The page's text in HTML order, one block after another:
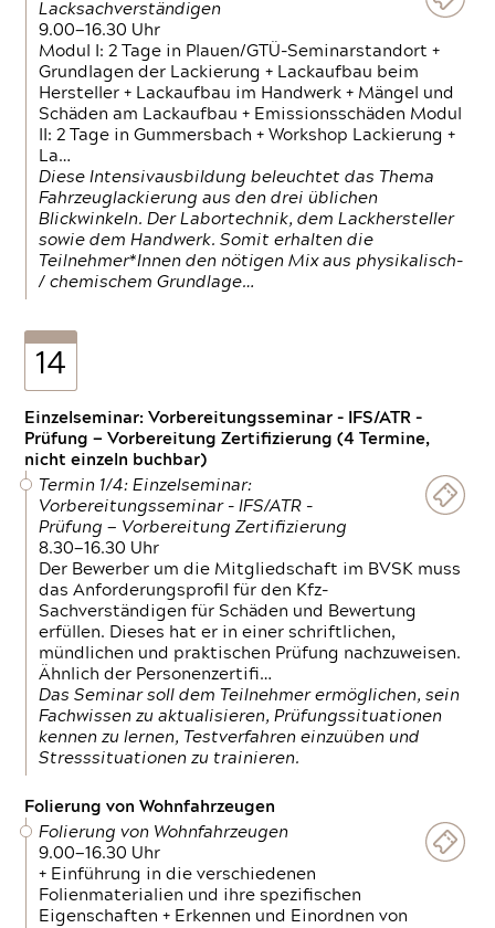
Lacksachverständigen
9.00—16.30 Uhr
Modul I: 2 Tage in Plauen/GTÜ-Seminarstandort +
Grundlagen der Lackierung + Lackaufbau beim
Hersteller + Lackaufbau im Handwerk + Mängel und
Schäden am Lackaufbau + Emissionsschäden Modul
II: 2 Tage in Gummersbach + Workshop Lackierung +
La…
Diese Intensivausbildung beleuchtet das Thema
Fahrzeuglackierung aus den drei üblichen
Blickwinkeln. Der Labortechnik, dem Lackhersteller
sowie dem Handwerk. Somit erhalten die
Teilnehmer*Innen den nötigen Mix aus physikalisch-
/ chemischem Grundlage…
14
Einzelseminar: Vorbereitungsseminar - IFS/ATR -
Prüfung — Vorbereitung Zertifizierung (4 Termine,
nicht einzeln buchbar)
Termin 1/4: Einzelseminar:
Vorbereitungsseminar - IFS/ATR -
Prüfung — Vorbereitung Zertifizierung
8.30—16.30 Uhr
Der Bewerber um die Mitgliedschaft im BVSK muss
das Anforderungsprofil für den Kfz-
Sachverständigen für Schäden und Bewertung
erfüllen. Dieses hat er in einer schriftlichen,
mündlichen und praktischen Prüfung nachzuweisen.
Ähnlich der Personenzertifi…
Das Seminar soll dem Teilnehmer ermöglichen, sein
Fachwissen zu aktualisieren, Prüfungssituationen
kennen zu lernen, Testverfahren einzuüben und
Stresssituationen zu trainieren.
Folierung von Wohnfahrzeugen
Folierung von Wohnfahrzeugen
9.00—16.30 Uhr
+ Einführung in die verschiedenen
Folienmaterialien und ihre spezifischen
Eigenschaften + Erkennen und Einordnen von